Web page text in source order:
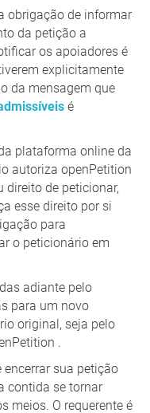
obrigação de informar
da petição a
os apoiadores é
explicitamente
da mensagem que
é
plataforma online da
autoriza openPetition
direito de peticionar,
esse direito por si
para
o peticionário em
adiante pelo
para um novo
original, seja pelo
.
encerrar sua petição
contida se tornar
meios. O requerente é